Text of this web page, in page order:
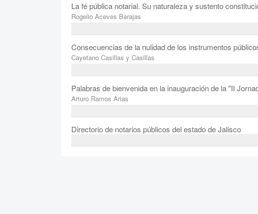
La fé pública notarial. Su naturaleza y sustento
Rogelio Aceves Barajas
Consecuencias de la nulidad de los instrumentos
Cayetano Casillas y Casillas
Palabras de bienvenida en la inauguración de la "II
Arturo Ramos Arias
Directorio de notarios públicos del estado de Jalisco